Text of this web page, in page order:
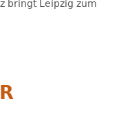
bringt Leipzig zum